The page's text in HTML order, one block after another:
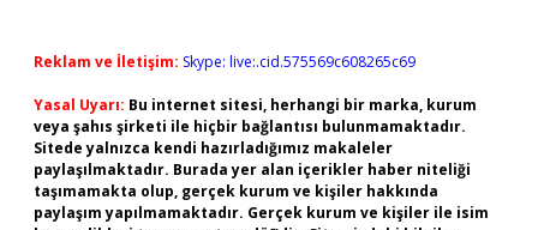
Reklam ve İletişim: Skype: live:.cid.575569c608265c69
Yasal Uyarı: Bu internet sitesi, herhangi bir marka, kurum
veya şahıs şirketi ile hiçbir bağlantısı bulunmamaktadır.
Sitede yalnızca kendi hazırladığımız makaleler
paylaşılmaktadır. Burada yer alan içerikler haber niteliği
taşımamakta olup, gerçek kurum ve kişiler hakkında
paylaşım yapılmamaktadır. Gerçek kurum ve kişiler ile isim